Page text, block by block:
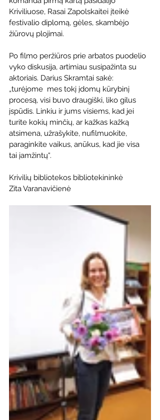
Kriviliuose, Rasai Zapolskaitei įteikė
festivalio diplomą, gėles, skambėjo
žiūrovų plojimai.
Po filmo peržiūros prie arbatos puodelio
vyko diskusija, artimiau susipažinta su
aktoriais. Darius Skramtai sakė:
„turėjome  mes tokį įdomų kūrybinį
procesą, visi buvo draugiški, liko gilus
įspūdis. Linkiu ir jums visiems, kad jei
turite kokių minčių, ar kažkas kažką
atsimena, užrašykite, nufilmuokite,
paraginkite vaikus, anūkus, kad jie visa
tai įamžintų“.
Krivilių bibliotekos bibliotekininkė
Zita Varanavičienė